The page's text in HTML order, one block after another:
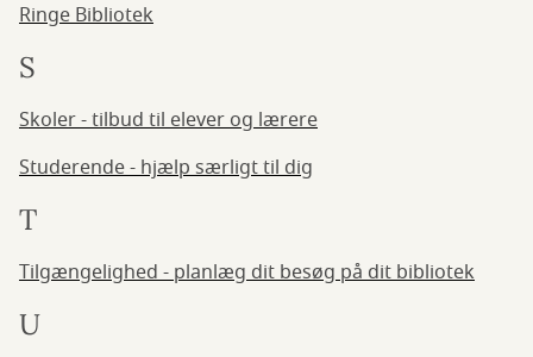
Ringe Bibliotek
S
Skoler - tilbud til elever og lærere
Studerende - hjælp særligt til dig
T
Tilgængelighed - planlæg dit besøg på dit bibliotek
U